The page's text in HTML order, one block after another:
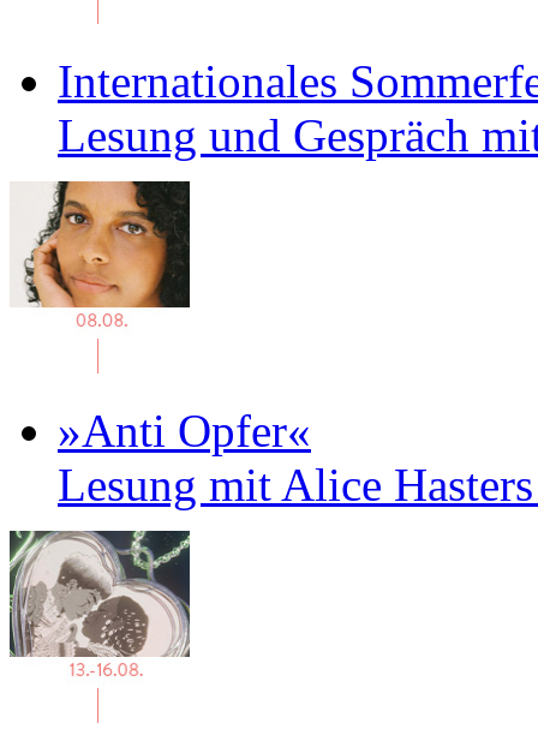
Internationales
Lesung und Gespräch
»Anti Opfer«
Lesung mit Alice